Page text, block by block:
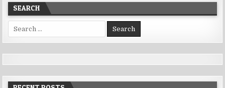
SEARCH
Search for: